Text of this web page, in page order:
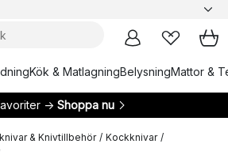
Kök & MatlagningBelysningMattor &
→ Shoppa nu
& Knivtillbehör / Kockknivar /